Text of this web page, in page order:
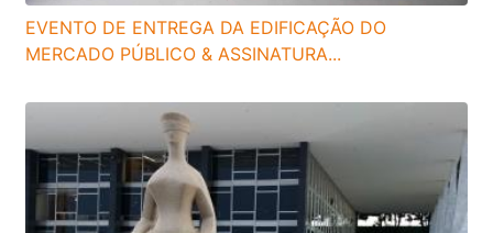
EVENTO DE ENTREGA DA EDIFICAÇÃO DO
MERCADO PÚBLICO & ASSINATURA...